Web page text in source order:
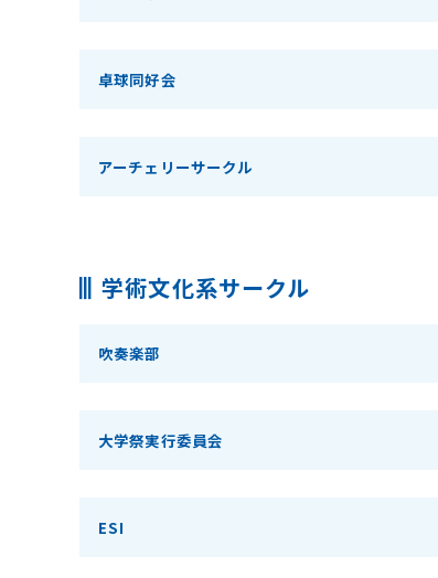
卓球同好会
アーチェリーサークル
学術文化系サークル
吹奏楽部
大学祭実行委員会
ESI